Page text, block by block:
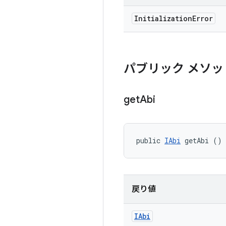
InitializationError
パブリック メソ
getAbi
public IAbi getAbi ()
戻り値
IAbi